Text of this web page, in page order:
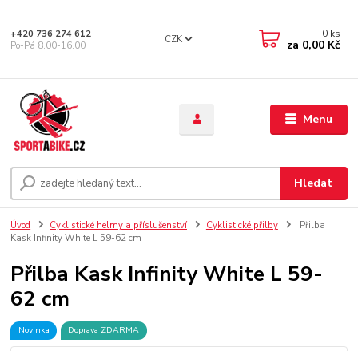
Menu
CZK
Hledat
+420 736 274 612
Po-Pá 8.00-16.00
0 ks
za 0,00 Kč
Úvod Cyklistické helmy a příslušenství Cyklistické přilby
Přilba
Kask Infinity White L 59-62 cm
Přilba Kask Infinity White L 59-
62 cm
Novinka Doprava ZDARMA